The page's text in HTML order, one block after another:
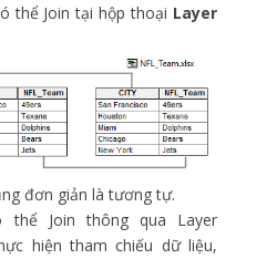
thể Join tại hộp thoại Layer
đơn giản là tương tự.
thể Join thông qua Layer
hiện tham chiếu dữ liệu,